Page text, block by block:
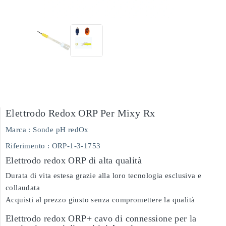
Elettrodo Redox ORP Per Mixy Rx
Marca : Sonde pH redOx
Riferimento : ORP-1-3-1753
Elettrodo redox ORP di alta qualità
Durata di vita estesa grazie alla loro tecnologia esclusiva e
collaudata
Acquisti al prezzo giusto senza compromettere la qualità
Elettrodo redox ORP+ cavo di connessione per la